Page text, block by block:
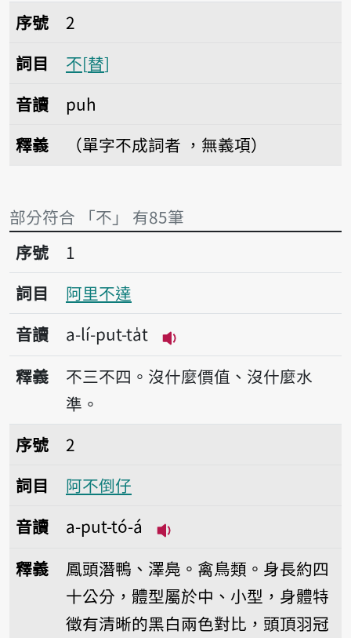
序號2不
序號
2
詞目
不 替
音讀
puh
釋義
（單字不成詞者 ，無義項）
部分符合 「不」 有85筆
序號1阿里不達
序號
1
詞目
阿里不達
音讀
a-lí-put-ta̍t
播放音讀a-lí-put-ta̍t
釋義
不三不四。沒什麼價值、沒什麼水
準。
序號2阿不倒仔
序號
2
詞目
阿不倒仔
音讀
a-put-tó-á
釋義
鳳頭潛鴨、澤鳧。禽鳥類。身長約四
十公分，體型屬於中、小型，身體特
徵有清晰的黑白兩色對比，頭頂羽冠